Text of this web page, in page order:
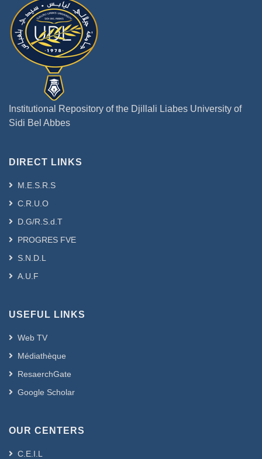
Institutional Repository of the Djillali Liabes University of
Sidi Bel Abbes
DIRECT LINKS
M.E.S.R.S
C.R.U.O
D.G/R.S.d.T
PROGRES FVE
S.N.D.L
A.U.F
USEFUL LINKS
Web TV
Médiathèque
ResaerchGate
Google Scholar
OUR CENTERS
C.E.I.L